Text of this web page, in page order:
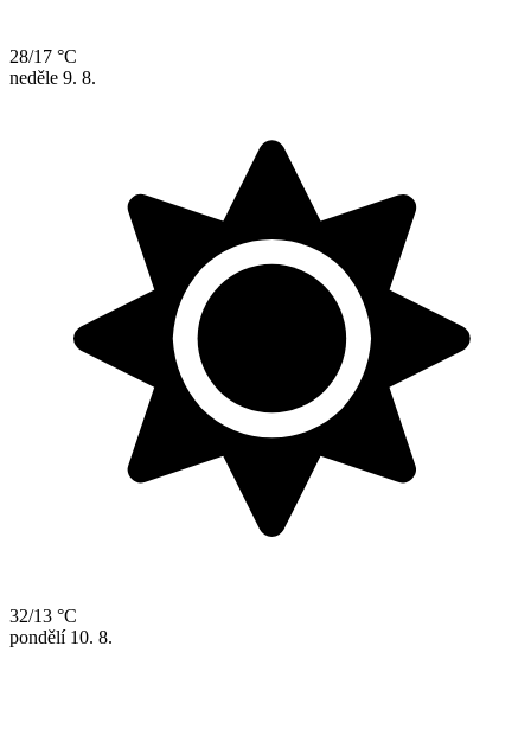
28/17 °C
neděle 9. 8.
32/13 °C
pondělí 10. 8.